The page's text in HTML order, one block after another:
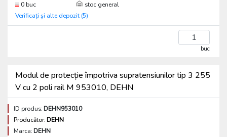
0 buc
stoc general
Verificați și alte depozit (5)
buc
Modul de protecție împotriva supratensiunilor tip 3 255
V cu 2 poli rail M 953010, DEHN
ID produs:DEHN953010
Producător:DEHN
Marca:DEHN